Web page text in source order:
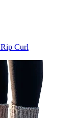
Rip Curl